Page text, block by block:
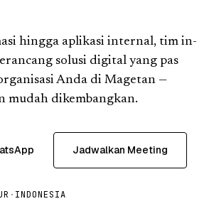
hingga aplikasi internal, tim in-
solusi digital yang pas
Anda di Magetan —
mudah dikembangkan.
Jadwalkan Meeting
· INDONESIA